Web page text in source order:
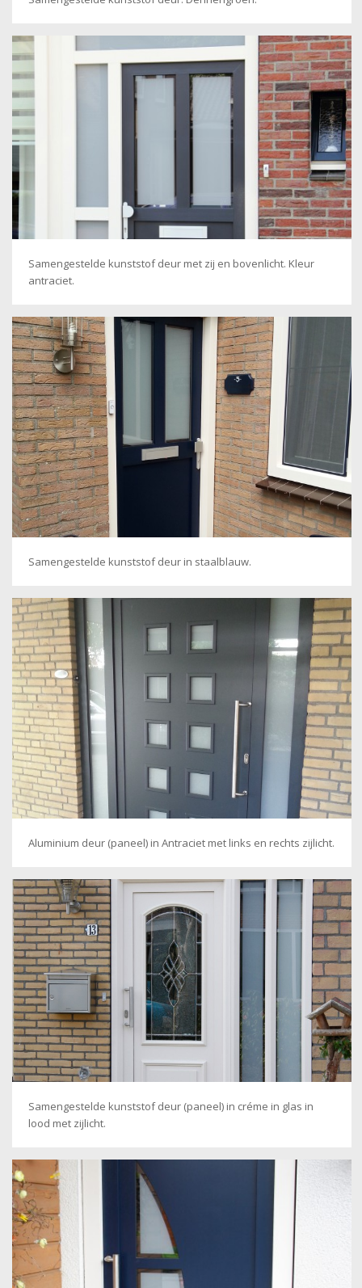
Samengestelde kunststof deur met zij en bovenlicht. Kleur
antraciet.
Samengestelde kunststof deur in staalblauw.
Aluminium deur (paneel) in Antraciet met links en rechts zijlicht.
Samengestelde kunststof deur (paneel) in créme in glas in
lood met zijlicht.